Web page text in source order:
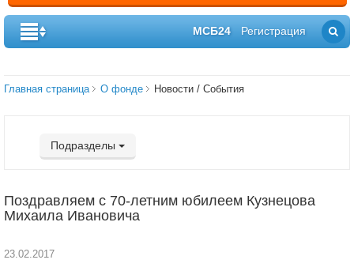
МСБ24 Регистрация
Главная страница О фонде Новости / События
Подразделы
Поздравляем с 70-летним юбилеем Кузнецова
Михаила Ивановича
23.02.2017